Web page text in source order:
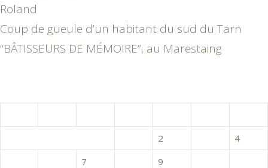
Roland
Coup de gueule d’un habitant du sud du Tarn
“BÂTISSEURS DE MÉMOIRE”, au Marestaing
2
4
7 9